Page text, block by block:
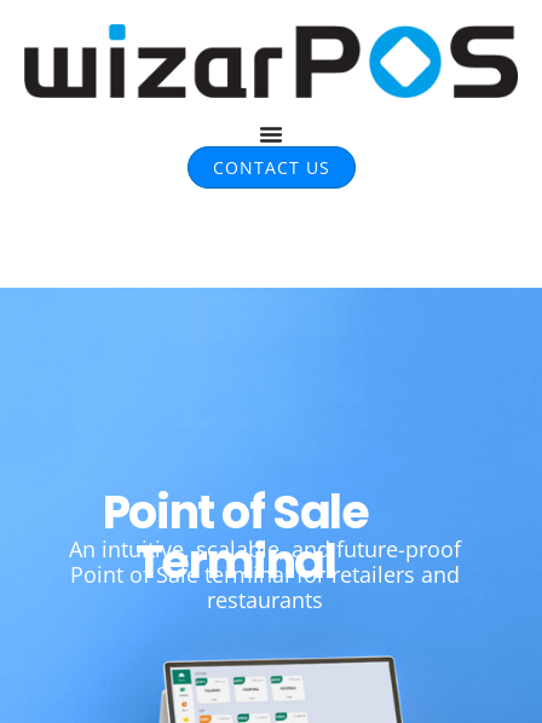
CONTACT US
Point of Sale
Terminal
An intuitive, scalable, and future-proof
Point of Sale terminal for retailers and
restaurants